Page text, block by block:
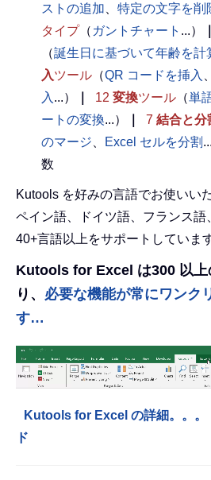
ストの追加
特定の文字を削
タイプ（ ガントチャート ...）
（誕生日に基づいて年齢を計
入ツール （QR コードを挿入
入 ...） 12 変換ツール （単
ートの変換...） 7 結合と分
のマージ
Excel セルを分割
数
Kutools を好みの言語でお使いい
ペイン語、ドイツ語、フランス語
40+言語以上をサポートしていま
Kutools for Excel は300 以上
り、 必要な機能が常にワンク
す…
Kutools for Excel の詳細。。。
ド